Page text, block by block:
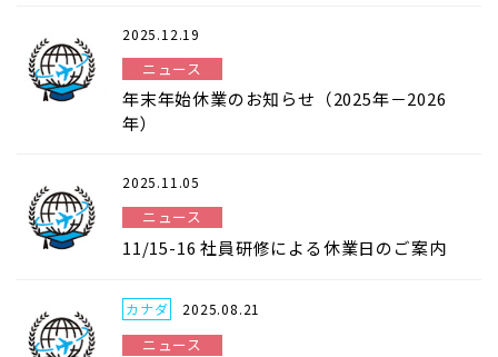
2025.12.19
ニュース
年末年始休業のお知らせ（2025年－2026
年）
2025.11.05
ニュース
11/15-16 社員研修による休業日のご案内
カナダ 2025.08.21
ニュース